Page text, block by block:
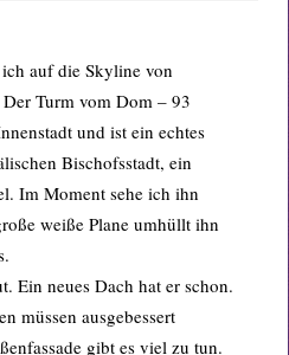
auf die Skyline von
Turm vom Dom – 93
und ist ein echtes
Bischofsstadt, ein
Im Moment sehe ich ihn
weiße Plane umhüllt ihn
Ein neues Dach hat er schon.
müssen ausgebessert
gibt es viel zu tun.